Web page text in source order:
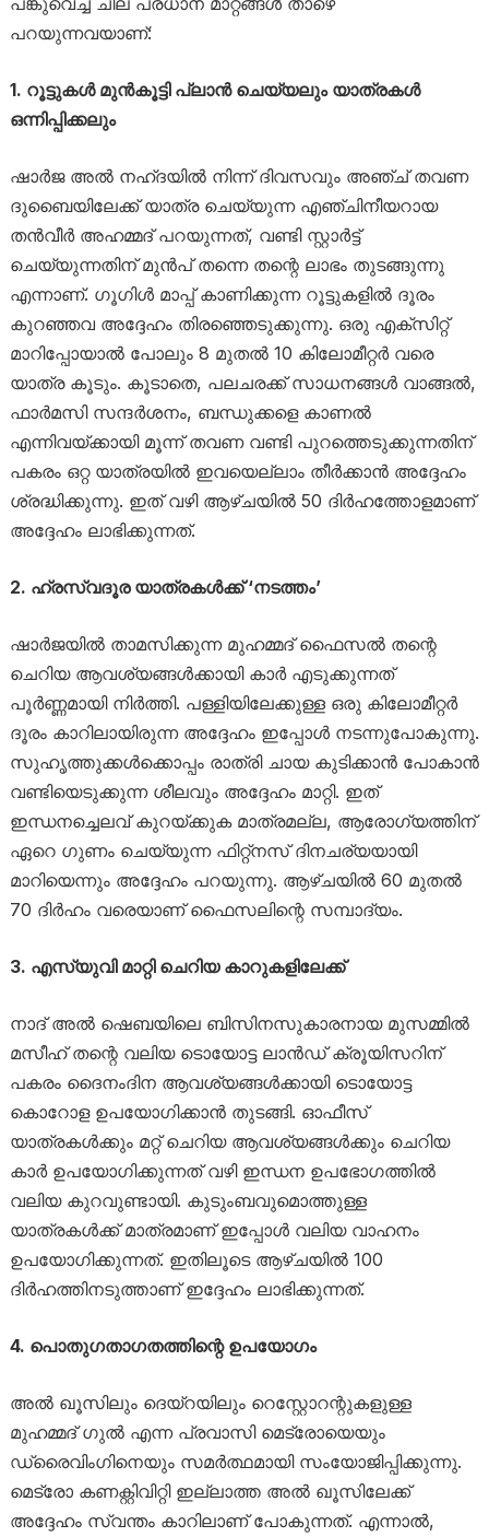
പറയുന്നവയാണ്:
1. റൂട്ടുകൾ മുൻകൂട്ടി പ്ലാൻ ചെയ്യലും യാത്രകൾ
ഒന്നിപ്പിക്കലും
ഷാർജ അൽ നഹ്ദയിൽ നിന്ന് ദിവസവും അഞ്ച് തവണ
ദുബൈയിലേക്ക് യാത്ര ചെയ്യുന്ന എഞ്ചിനീയറായ
തൻവീർ അഹമ്മദ് പറയുന്നത്, വണ്ടി സ്റ്റാർട്ട്
ചെയ്യുന്നതിന് മുൻപ് തന്നെ തന്റെ ലാഭം തുടങ്ങുന്നു
എന്നാണ്. ഗൂഗിൾ മാപ്പ് കാണിക്കുന്ന റൂട്ടുകളിൽ ദൂരം
കുറഞ്ഞവ അദ്ദേഹം തിരഞ്ഞെടുക്കുന്നു. ഒരു എക്സിറ്റ്
മാറിപ്പോയാൽ പോലും 8 മുതൽ 10 കിലോമീറ്റർ വരെ
യാത്ര കൂടും. കൂടാതെ, പലചരക്ക് സാധനങ്ങൾ വാങ്ങൽ,
ഫാർമസി സന്ദർശനം, ബന്ധുക്കളെ കാണൽ
എന്നിവയ്ക്കായി മൂന്ന് തവണ വണ്ടി പുറത്തെടുക്കുന്നതിന്
പകരം ഒറ്റ യാത്രയിൽ ഇവയെല്ലാം തീർക്കാൻ അദ്ദേഹം
ശ്രദ്ധിക്കുന്നു. ഇത് വഴി ആഴ്ചയിൽ 50 ദിർഹത്തോളമാണ്
അദ്ദേഹം ലാഭിക്കുന്നത്.
2. ഹ്രസ്വദൂര യാത്രകൾക്ക് ‘നടത്തം’
ഷാർജയിൽ താമസിക്കുന്ന മുഹമ്മദ് ഫൈസൽ തന്റെ
ചെറിയ ആവശ്യങ്ങൾക്കായി കാർ എടുക്കുന്നത്
പൂർണ്ണമായി നിർത്തി. പള്ളിയിലേക്കുള്ള ഒരു കിലോമീറ്റർ
ദൂരം കാറിലായിരുന്ന അദ്ദേഹം ഇപ്പോൾ നടന്നുപോകുന്നു.
സുഹൃത്തുക്കൾക്കൊപ്പം രാത്രി ചായ കുടിക്കാൻ പോകാൻ
വണ്ടിയെടുക്കുന്ന ശീലവും അദ്ദേഹം മാറ്റി. ഇത്
ഇന്ധനച്ചെലവ് കുറയ്ക്കുക മാത്രമല്ല, ആരോഗ്യത്തിന്
ഏറെ ഗുണം ചെയ്യുന്ന ഫിറ്റ്‌നസ് ദിനചര്യയായി
മാറിയെന്നും അദ്ദേഹം പറയുന്നു. ആഴ്ചയിൽ 60 മുതൽ
70 ദിർഹം വരെയാണ് ഫൈസലിന്റെ സമ്പാദ്യം.
3. എസ്‌യുവി മാറ്റി ചെറിയ കാറുകളിലേക്ക്
നാദ് അൽ ഷെബയിലെ ബിസിനസുകാരനായ മുസമ്മിൽ
മസീഹ് തന്റെ വലിയ ടൊയോട്ട ലാൻഡ് ക്രൂയിസറിന്
പകരം ദൈനംദിന ആവശ്യങ്ങൾക്കായി ടൊയോട്ട
കൊറോള ഉപയോഗിക്കാൻ തുടങ്ങി. ഓഫീസ്
യാത്രകൾക്കും മറ്റ് ചെറിയ ആവശ്യങ്ങൾക്കും ചെറിയ
കാർ ഉപയോഗിക്കുന്നത് വഴി ഇന്ധന ഉപഭോഗത്തിൽ
വലിയ കുറവുണ്ടായി. കുടുംബവുമൊത്തുള്ള
യാത്രകൾക്ക് മാത്രമാണ് ഇപ്പോൾ വലിയ വാഹനം
ഉപയോഗിക്കുന്നത്. ഇതിലൂടെ ആഴ്ചയിൽ 100
ദിർഹത്തിനടുത്താണ് ഇദ്ദേഹം ലാഭിക്കുന്നത്.
4. പൊതുഗതാഗതത്തിന്റെ ഉപയോഗം
അൽ ഖൂസിലും ദെയ്റയിലും റെസ്റ്റോറന്റുകളുള്ള
മുഹമ്മദ് ഗുൽ എന്ന പ്രവാസി മെട്രോയെയും
ഡ്രൈവിംഗിനെയും സമർത്ഥമായി സംയോജിപ്പിക്കുന്നു.
മെട്രോ കണക്റ്റിവിറ്റി ഇല്ലാത്ത അൽ ഖൂസിലേക്ക്
അദ്ദേഹം സ്വന്തം കാറിലാണ് പോകുന്നത്. എന്നാൽ,